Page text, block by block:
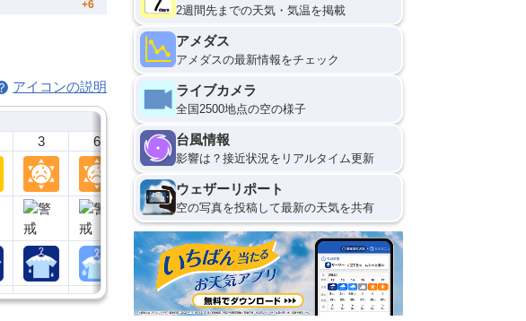
アイコンの説明
3 6 9 12
2週間先までの天気・気温を掲載
アメダス
アメダスの最新情報をチェック
ライブカメラ
全国2500地点の空の様子
台風情報
影響は？接近状況をリアルタイム更新
ウェザーリポート
空の写真を投稿して最新の天気を共有